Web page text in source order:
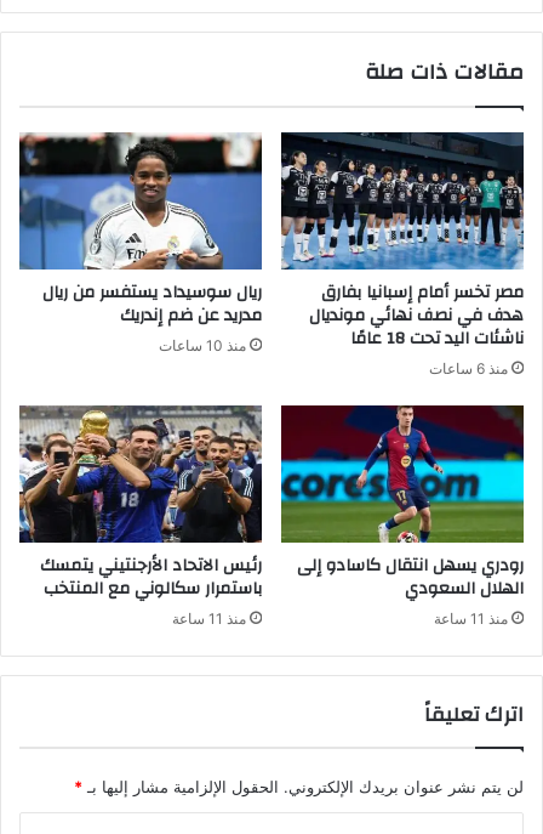
مقالات ذات صلة
مصر تخسر أمام إسبانيا بفارق
هدف في نصف نهائي مونديال
ناشئات اليد تحت 18 عامًا
منذ 6 ساعات
ريال سوسيداد يستفسر من ريال
مدريد عن ضم إندريك
منذ 10 ساعات
رودري يسهل انتقال كاسادو إلى
الهلال السعودي
منذ 11 ساعة
رئيس الاتحاد الأرجنتيني يتمسك
باستمرار سكالوني مع المنتخب
منذ 11 ساعة
اترك تعليقاً
لن يتم نشر عنوان بريدك الإلكتروني. الحقول الإلزامية مشار إليها بـ *